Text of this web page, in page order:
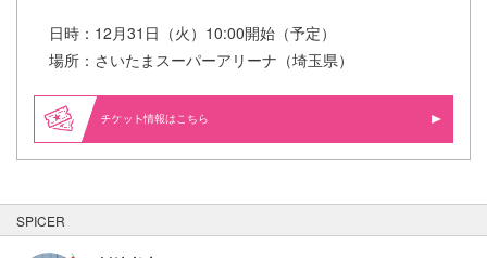
日時：12月31日（火）10:00開始（予定）
場所：さいたまスーパーアリーナ（埼玉県）
情報はこちら
SPICER